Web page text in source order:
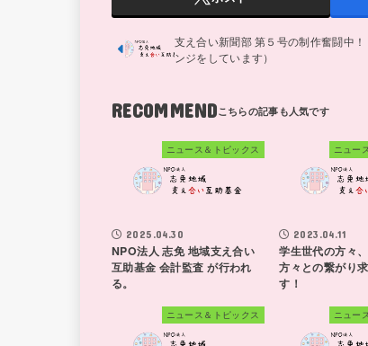
支え合い新聞部 第５号の制作奮闘中
ンジをしています）
RECOMMEND
ニュース＆トピックス
2025.04.30
NPO法人 志免 地域支え合い
互助基金 会計監査 が行われ
る。
ニュー
2023.04.11
学生世代の方々
方々との繋がり
す！
ニュース＆トピックス ニュー